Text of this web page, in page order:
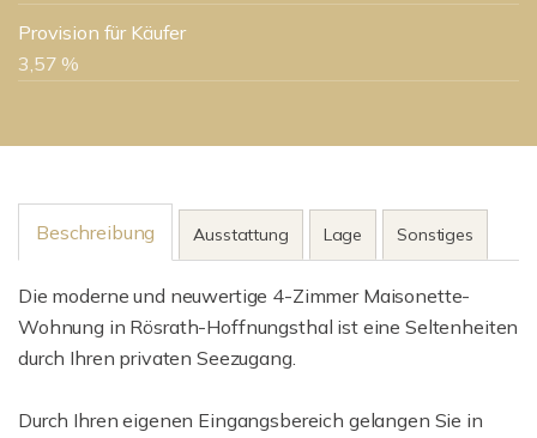
Provision für Käufer
3,57 %
Beschreibung Ausstattung Lage Sonstiges
Die moderne und neuwertige 4-Zimmer Maisonette-
Wohnung in Rösrath-Hoffnungsthal ist eine Seltenheiten
durch Ihren privaten Seezugang.
Durch Ihren eigenen Eingangsbereich gelangen Sie in